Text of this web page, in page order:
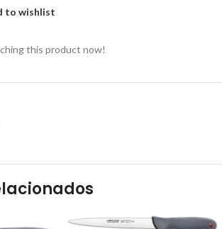
to wishlist
this product now!